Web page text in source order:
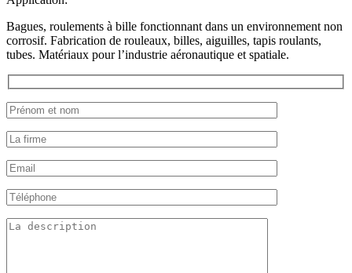
Bagues, roulements à bille fonctionnant dans un environnement non
corrosif. Fabrication de rouleaux, billes, aiguilles, tapis roulants,
tubes. Matériaux pour l’industrie aéronautique et spatiale.